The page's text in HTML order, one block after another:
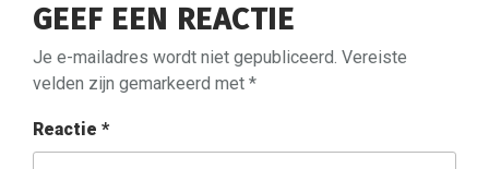
GEEF EEN REACTIE
Je e-mailadres wordt niet gepubliceerd. Vereiste
velden zijn gemarkeerd met *
Reactie *